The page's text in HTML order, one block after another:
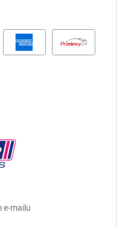
e-mailu